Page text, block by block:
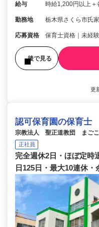
給与 時給1,200円以上＋
勤務地 栃木県さくら市氏
応募資格 保育士資格｜未経
後で見る
更
認可保育園の保育士
宗教法人 聖正道教団 まごこ
正社員
完全週休2日・ほぼ定時
日125日・最大10連休・